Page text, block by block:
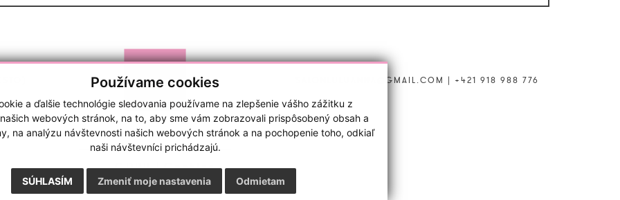
Používame cookies
a ďalšie technológie sledovania používame na zlepšenie vášho zážitku z
webových stránok, na to, aby sme vám zobrazovali prispôsobený obsah a
na analýzu návštevnosti našich webových stránok a na pochopenie toho, odkiaľ
naši návštevníci prichádzajú.
SÚHLASÍM Odmietam
Zmeniť moje nastavenia
SALONLULUANNA@GMAIL.COM | +421 918 988 776
GDPR| Cookies
webdesign| webex.sk